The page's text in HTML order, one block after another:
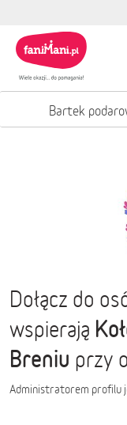
Bartek
Dołącz do
wspierają
Breniu przy
Administratorem profilu